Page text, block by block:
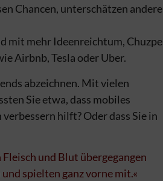
Chancen, unterschätzen andere
mit mehr Ideenreichtum, Chuzpe
Airbnb, Tesla oder Uber.
abzeichnen. Mit vielen
Sie etwa, dass mobiles
hilft? Oder dass Sie in
und Blut übergegangen
spielten ganz vorne mit.«